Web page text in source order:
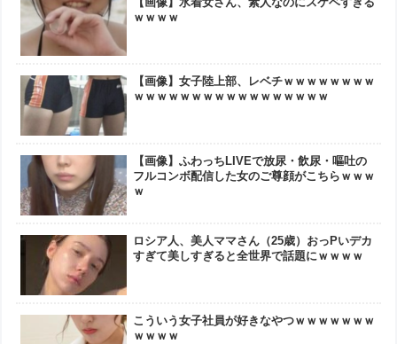
ｗｗｗｗ
【画像】女子陸上部、レベチｗｗｗｗｗｗｗｗ
ｗｗｗｗｗｗｗｗｗｗｗｗｗｗｗｗｗ
【画像】ふわっちLIVEで放尿・飲尿・嘔吐の
フルコンボ配信した女のご尊顔がこちらｗｗｗ
ｗ
ロシア人、美人ママさん（25歳）おっPいデカ
すぎて美しすぎると全世界で話題にｗｗｗｗ
こういう女子社員が好きなやつｗｗｗｗｗｗｗ
ｗｗｗｗ